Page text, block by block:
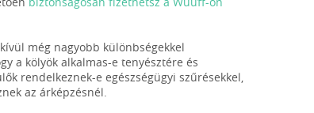
még nagyobb különbségekkel
a kölyök alkalmas-e tenyésztére és
rendelkeznek-e egészségügyi szűrésekkel,
az árképzésnél.